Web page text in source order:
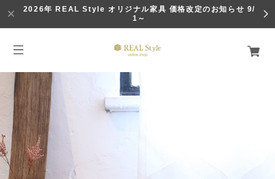
2026年 REAL Style オリジナル家具 価格改定のお知らせ 9/
1～